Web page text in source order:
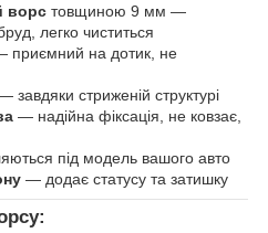
ворс товщиною 9 мм —
легко чиститься
приємний на дотик, не
завдяки стриженій структурі
— надійна фіксація, не ковзає,
під модель вашого авто
— додає статусу та затишку